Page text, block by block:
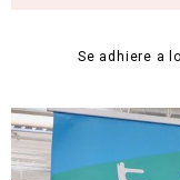
Se adhiere a